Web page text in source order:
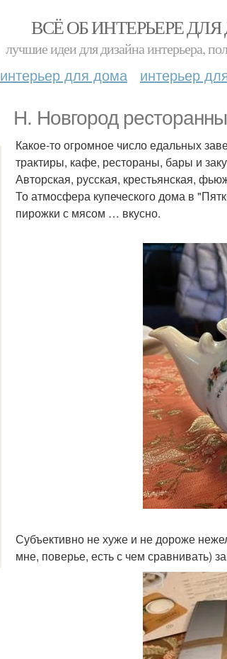
ВСЁ ОБ ИНТЕРЬЕРЕ
лучшие идеи для дизайна интерьера,
интерьер для дома интерьер
Н. Новгород
Какое-то огромное число едальных
трактиры, кафе, рестораны, бары и
Авторская, русская, крестьянская,
То атмосфера купеческого дома в
пирожки с мясом … вкусно.
Субъективно не хуже и не дороже
мне, поверье, есть с чем сравнивать)